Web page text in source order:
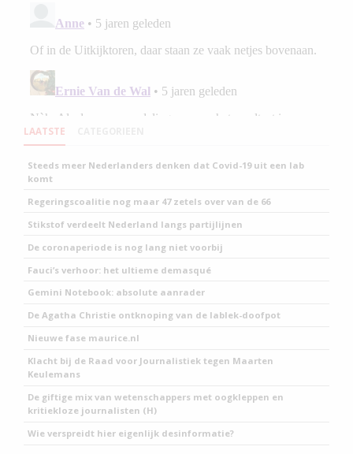
LAATSTE
Steeds meer Nederlanders denken dat Covid-19 uit een lab
komt
Regeringscoalitie nog maar 47 zetels over van de 66
Stikstof verdeelt Nederland langs partijlijnen
De coronaperiode is nog lang niet voorbij
Fauci’s verhoor: het ultieme demasqué
Gemini Notebook: absolute aanrader
De Agatha Christie ontknoping van de lablek-doofpot
Nieuwe fase maurice.nl
Klacht bij de Raad voor Journalistiek tegen Maarten
Keulemans
De giftige mix van wetenschappers met oogkleppen en
kritiekloze journalisten (H)
Wie verspreidt hier eigenlijk desinformatie?